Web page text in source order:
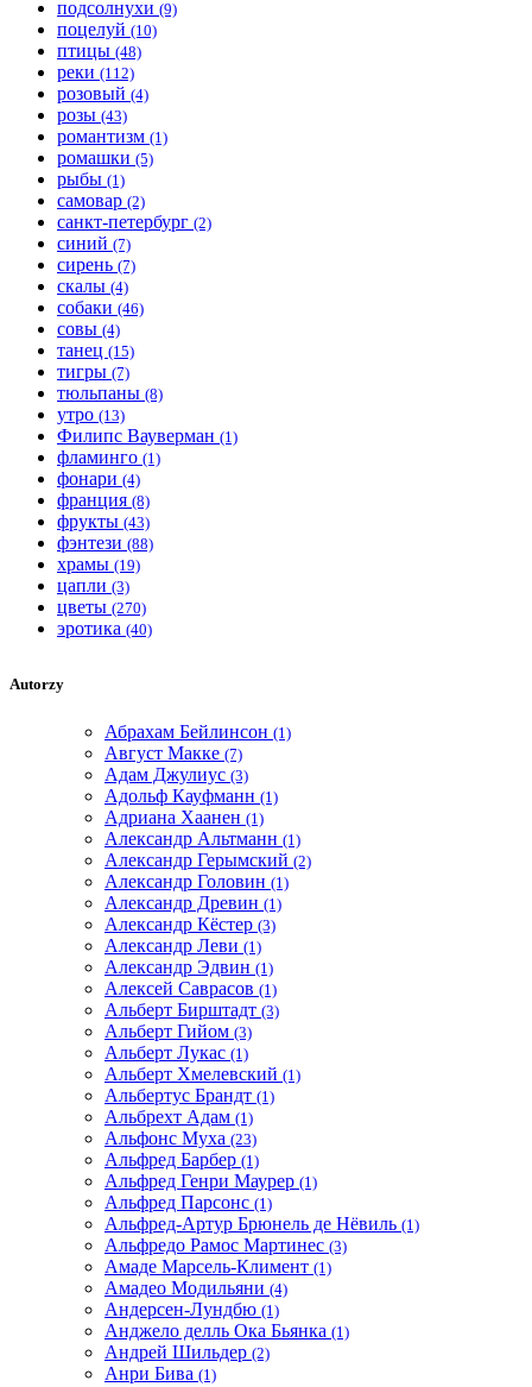
подсолнухи (9)
поцелуй (10)
птицы (48)
реки (112)
розовый (4)
розы (43)
романтизм (1)
ромашки (5)
рыбы (1)
самовар (2)
санкт-петербург (2)
синий (7)
сирень (7)
скалы (4)
собаки (46)
совы (4)
танец (15)
тигры (7)
тюльпаны (8)
утро (13)
Филипс Вауверман (1)
фламинго (1)
фонари (4)
франция (8)
фрукты (43)
фэнтези (88)
храмы (19)
цапли (3)
цветы (270)
эротика (40)
Autorzy
Абрахам Бейлинсон (1)
Август Макке (7)
Адам Джулиус (3)
Адольф Кауфманн (1)
Адриана Хаанен (1)
Александр Альтманн (1)
Александр Герымский (2)
Александр Головин (1)
Александр Древин (1)
Александр Кёстер (3)
Александр Леви (1)
Александр Эдвин (1)
Алексей Саврасов (1)
Альберт Бирштадт (3)
Альберт Гийом (3)
Альберт Лукас (1)
Альберт Хмелевский (1)
Альбертус Брандт (1)
Альбрехт Адам (1)
Альфонс Муха (23)
Альфред Барбер (1)
Альфред Генри Маурер (1)
Альфред Парсонс (1)
Альфред-Артур Брюнель де Нёвиль (1)
Альфредо Рамос Мартинес (3)
Амаде Марсель-Климент (1)
Амадео Модильяни (4)
Андерсен-Лундбю (1)
Анджело делль Ока Бьянка (1)
Андрей Шильдер (2)
Анри Бива (1)